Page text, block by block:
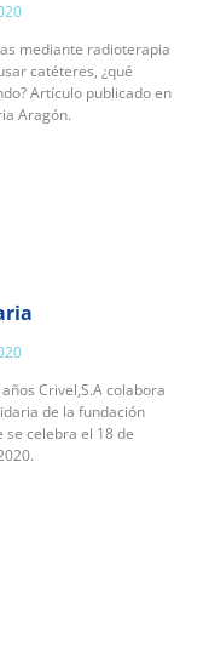
mediante radioterapia
catéteres, ¿qué
Artículo publicado en
Aragón.
Crivel,S.A colabora
de la fundación
se celebra el 18 de